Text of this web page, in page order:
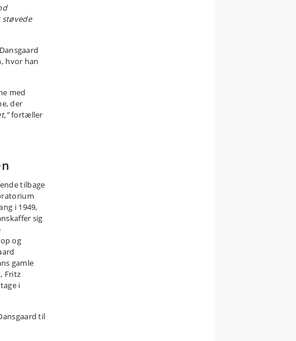
støvede
hvor han
med
der
fortæller
tilbage
i 1949,
sig
og
gamle
Fritz
i
til